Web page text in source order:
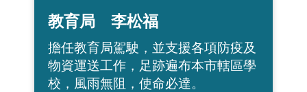
教育局 李松福
擔任教育局駕駛，並支援各項防疫及
物資運送工作，足跡遍布本市轄區學
校，風雨無阻，使命必達。